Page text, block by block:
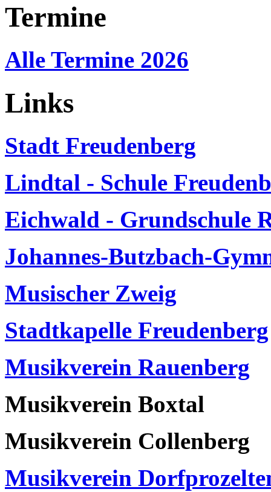
Termine
Alle Termine 2026
Links
Stadt Freudenberg
Lindtal - Schule
Eichwald - Grundschule
Johannes-Butzbach-
Musischer Zweig
Stadtkapelle Freudenberg
Musikverein Rauenberg
Musikverein Boxtal
Musikverein Collenberg
Musikverein